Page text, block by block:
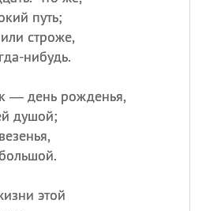
путь;
строже,
нибудь.
— день рожденья,
душой;
этой